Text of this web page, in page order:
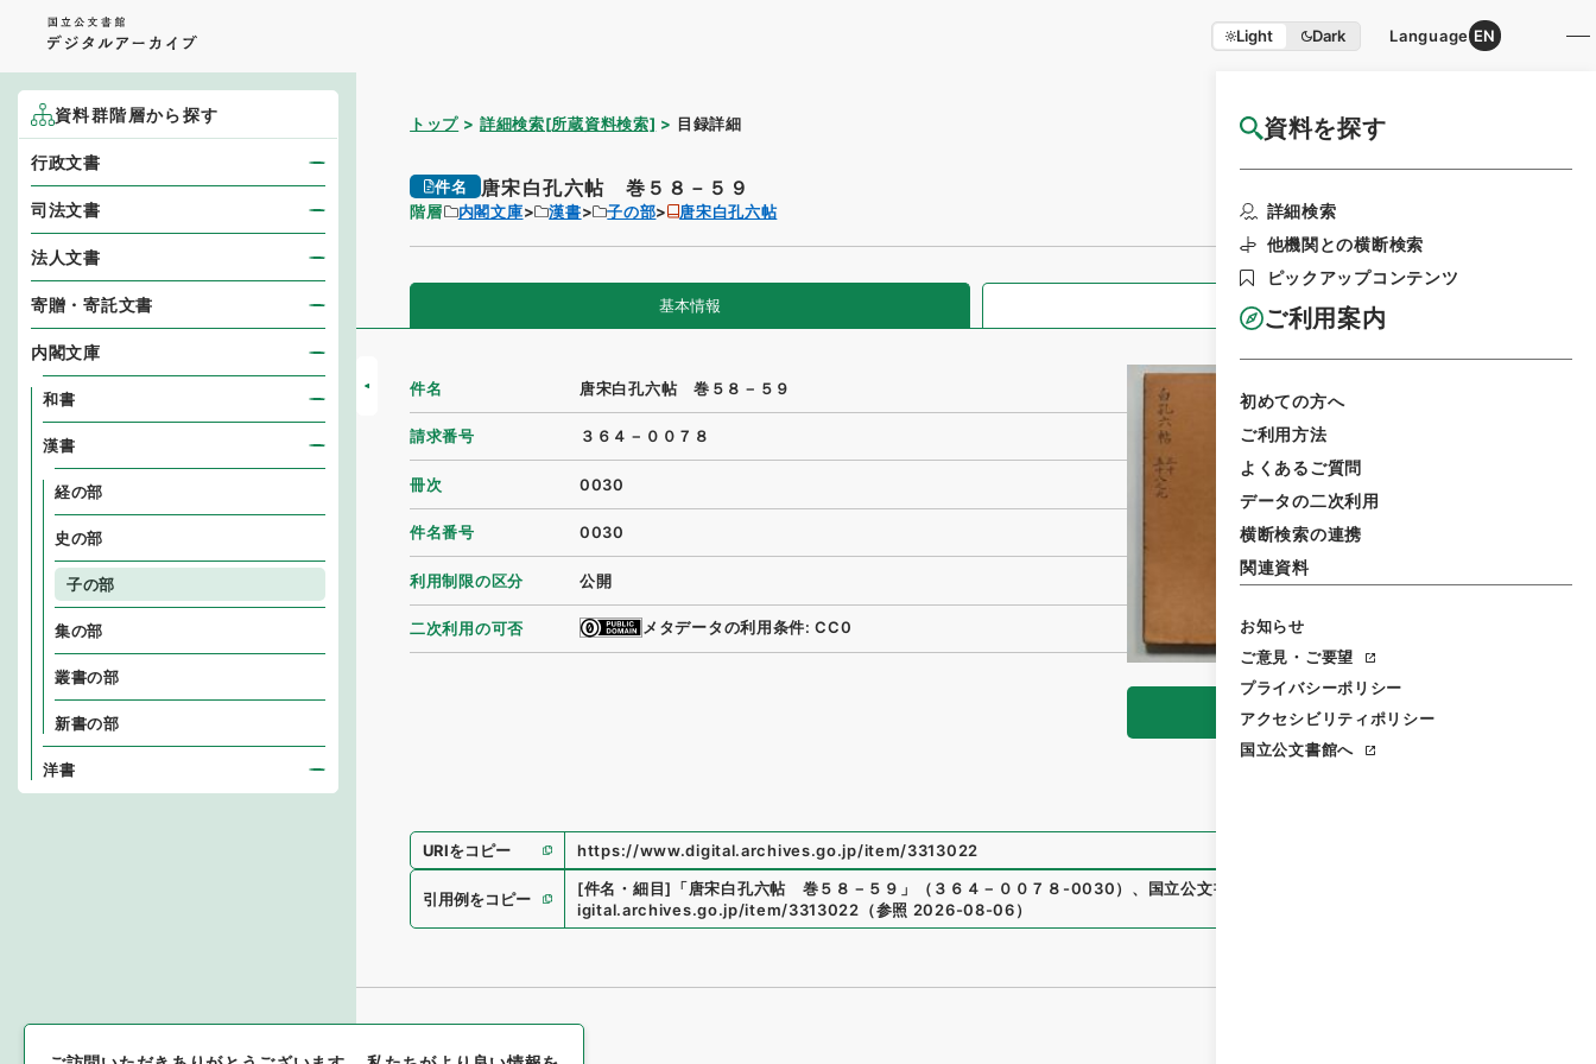
Light Dark Language EN
資料を探す
詳細検索
他機関との横断検索
ピックアップコンテンツ
ご利用案内
初めての方へ
ご利用方法
よくあるご質問
データの二次利用
横断検索の連携
関連資料
お知らせ
ご意見・ご要望
プライバシーポリシー
アクセシビリティポリシー
国立公文書館へ
トップ 詳細検索[所蔵資料検索] 目録詳細 国立公文書館HP利用案内
件名 唐宋白孔六帖 巻５８－５９
階層 内閣文庫 漢書 子の部 唐宋白孔六帖
基本情報 全ての情報
閲覧
件名 唐宋白孔六帖 巻５８－５９
請求番号 ３６４－００７８
冊次 0030
件名番号 0030
利用制限の区分 公開
二次利用の可否 メタデータの利用条件: CC0
URIをコピー https://www.digital.archives.go.jp/item/3313022
引用例をコピー
[件名・細目] 「唐宋白孔六帖 巻５８－５９ 」 （ ３６４－００７８-0030） 、 国立公文書館デジタルアーカイブ
igital.archives.go.jp/item/3313022 （参照 2026-08-06）
資料群階層から探す
行政文書
司法文書
法人文書
寄贈・寄託文書
内閣文庫
和書
漢書
経の部
史の部
子の部
集の部
叢書の部
新書の部
洋書